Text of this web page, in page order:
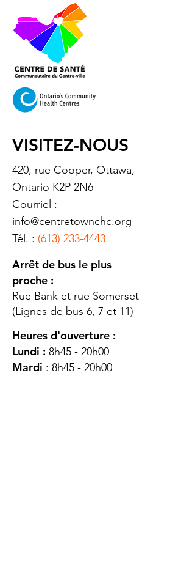
VISITEZ-NOUS
420, rue Cooper, Ottawa,
Ontario K2P 2N6
Courriel :
info@centretownchc.org
Tél. : (613) 233-4443
Arrêt de bus le plus
proche :
Rue Bank et rue Somerset
(Lignes de bus 6, 7 et 11)
Heures d'ouverture :
Lundi : 8h45 - 20h00
Mardi : 8h45 - 20h00